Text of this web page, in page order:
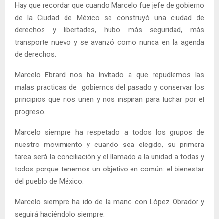
Hay que recordar que cuando Marcelo fue jefe de gobierno
de la Ciudad de México se construyó una ciudad de
derechos y libertades, hubo más seguridad, más
transporte nuevo y se avanzó como nunca en la agenda
de derechos.
Marcelo Ebrard nos ha invitado a que repudiemos las
malas practicas de gobiernos del pasado y conservar los
principios que nos unen y nos inspiran para luchar por el
progreso.
Marcelo siempre ha respetado a todos los grupos de
nuestro movimiento y cuando sea elegido, su primera
tarea será la conciliación y el llamado a la unidad a todas y
todos porque tenemos un objetivo en común: el bienestar
del pueblo de México.
Marcelo siempre ha ido de la mano con López Obrador y
seguirá haciéndolo siempre.